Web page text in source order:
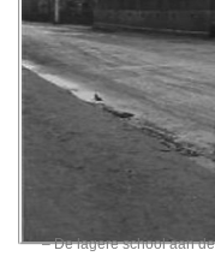
– De lagere school aan